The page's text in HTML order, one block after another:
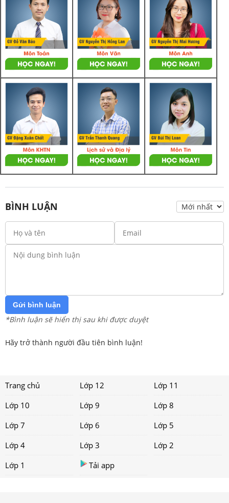
BÌNH LUẬN
Gửi bình luận
*Bình luận sẽ hiển thị sau khi được duyệt
Hãy trở thành người đầu tiên bình luận!
Trang chủ Lớp 12
Lớp 11
Lớp 10
Lớp 9
Lớp 8
Lớp 7
Lớp 6
Lớp 5
Lớp 4
Lớp 3
Lớp 2
Lớp 1
Tải app